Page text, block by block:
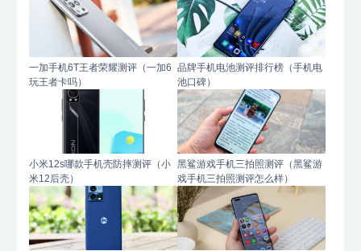
一加手机6T王者荣耀测评（一加6
玩王者卡吗）
品牌手机电池测评排行榜（手机电
池口碑）
小米12s哪款手机壳防摔测评（小
米12后壳）
黑鲨游戏手机三拍照测评（黑鲨游
戏手机三拍照测评怎么样）